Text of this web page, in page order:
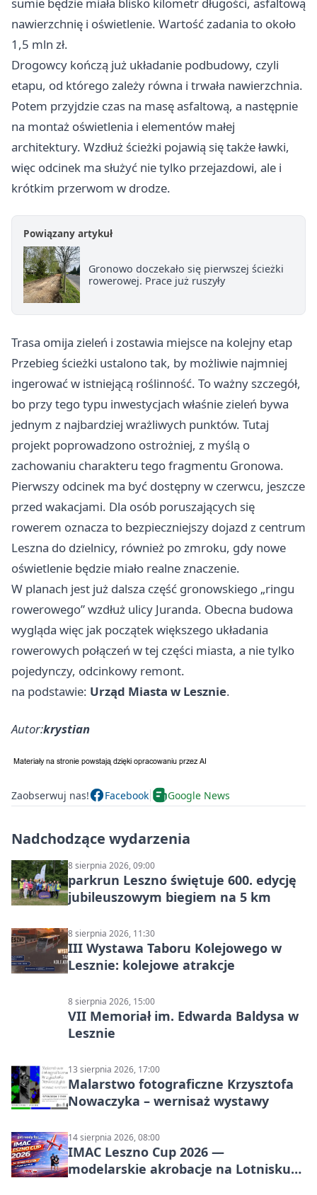
sumie będzie miała blisko kilometr długości, asfaltową
nawierzchnię i oświetlenie. Wartość zadania to około
1,5 mln zł.
Drogowcy kończą już układanie podbudowy, czyli
etapu, od którego zależy równa i trwała nawierzchnia.
Potem przyjdzie czas na masę asfaltową, a następnie
na montaż oświetlenia i elementów małej
architektury. Wzdłuż ścieżki pojawią się także ławki,
więc odcinek ma służyć nie tylko przejazdowi, ale i
krótkim przerwom w drodze.
Powiązany artykuł
Gronowo doczekało się pierwszej ścieżki
rowerowej. Prace już ruszyły
Trasa omija zieleń i zostawia miejsce na kolejny etap
Przebieg ścieżki ustalono tak, by możliwie najmniej
ingerować w istniejącą roślinność. To ważny szczegół,
bo przy tego typu inwestycjach właśnie zieleń bywa
jednym z najbardziej wrażliwych punktów. Tutaj
projekt poprowadzono ostrożniej, z myślą o
zachowaniu charakteru tego fragmentu Gronowa.
Pierwszy odcinek ma być dostępny w czerwcu, jeszcze
przed wakacjami. Dla osób poruszających się
rowerem oznacza to bezpieczniejszy dojazd z centrum
Leszna do dzielnicy, również po zmroku, gdy nowe
oświetlenie będzie miało realne znaczenie.
W planach jest już dalsza część gronowskiego „ringu
rowerowego” wzdłuż ulicy Juranda. Obecna budowa
wygląda więc jak początek większego układania
rowerowych połączeń w tej części miasta, a nie tylko
pojedynczy, odcinkowy remont.
na podstawie: Urząd Miasta w Lesznie.
Autor:krystian
Zaobserwuj nas! Facebook Google News
Nadchodzące wydarzenia
8 sierpnia 2026, 09:00
parkrun Leszno świętuje 600. edycję
jubileuszowym biegiem na 5 km
8 sierpnia 2026, 11:30
III Wystawa Taboru Kolejowego w
Lesznie: kolejowe atrakcje
8 sierpnia 2026, 15:00
VII Memoriał im. Edwarda Baldysa w
Lesznie
13 sierpnia 2026, 17:00
Malarstwo fotograficzne Krzysztofa
Nowaczyka – wernisaż wystawy
14 sierpnia 2026, 08:00
IMAC Leszno Cup 2026 —
modelarskie akrobacje na Lotnisku